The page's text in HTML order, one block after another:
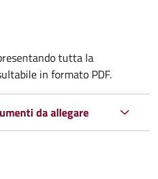
tutta la
in formato PDF.
da allegare